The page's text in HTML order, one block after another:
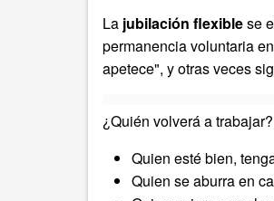
La jubilación flexiblese
permanencia voluntaria
apetece", y otras veces
¿Quién volverá a trabajar?
Quien esté bien,
Quien se aburra en